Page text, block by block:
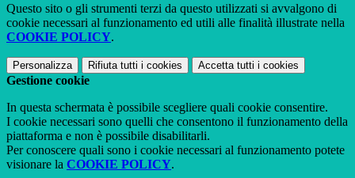
Questo sito o gli strumenti terzi da questo utilizzati si avvalgono di
cookie necessari al funzionamento ed utili alle finalità illustrate nella
COOKIE POLICY.
Personalizza Rifiuta tutti i cookies Accetta tutti i cookies
Gestione cookie
In questa schermata è possibile scegliere quali cookie consentire.
I cookie necessari sono quelli che consentono il funzionamento della
piattaforma e non è possibile disabilitarli.
Per conoscere quali sono i cookie necessari al funzionamento potete
visionare la COOKIE POLICY.